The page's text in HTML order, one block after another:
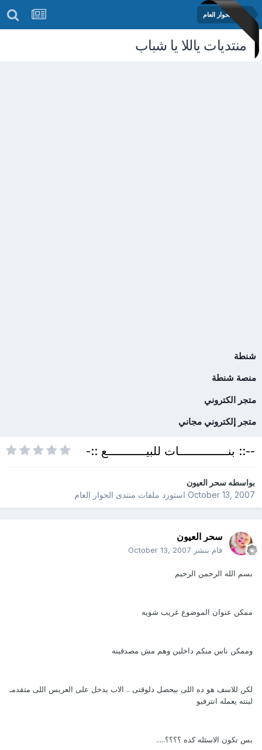
منتدى الحوار العام
منتديات ياللا يا شباب
شنطة
منصة شنطة
متجر الكتروني
متجر إلكتروني مجاني
--:: بنــــــــــــــات للبيـــــــــــع ::-
بواسطهسحر العيون
October 13, 2007استورد ملفات منتدى الحوار العام
سحر العيون
قام بنشر October 13, 2007
بسم الله الرحمن الرحيم
ممكن عنوان الموضوع غريب شويه
وممكن ناس منكم داخلين وهم مش مصدقينه
لكن للاسف هو ده اللى بيحصل دلوقتى .. الاب يدخل على العريس اللى متقدمـ
لبنته يعمله انترفيو
بس تكون الاسئله كده ؟؟؟؟.....